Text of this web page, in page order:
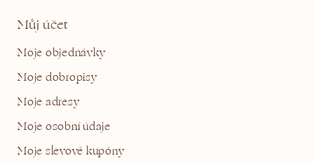
Můj účet
Moje objednávky
Moje dobropisy
Moje adresy
Moje osobní údaje
Moje slevové kupóny